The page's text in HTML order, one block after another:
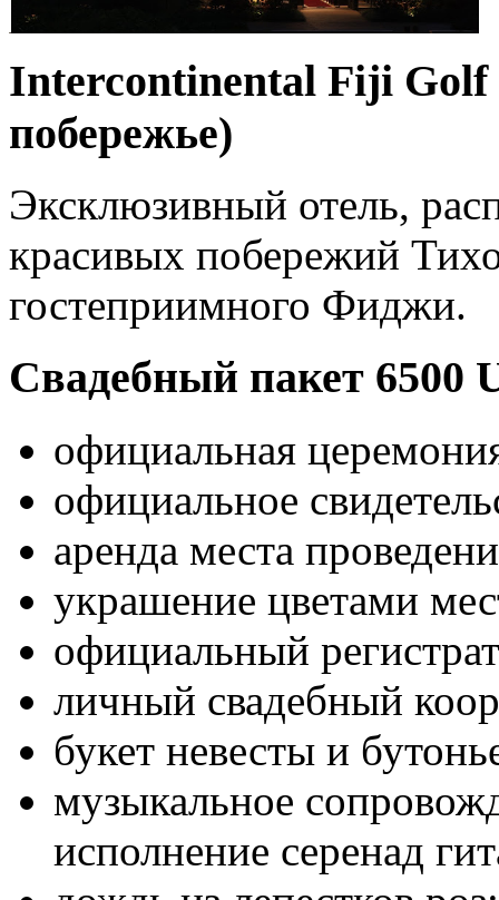
Intercontinental Fiji Golf
побережье)
Эксклюзивный отель,
красивых побережий
гостеприимного Фиджи.
Свадебный пакет 6500
официальная
официальное
аренда места
украшение цветами
официальный
личный свадебный
букет невесты и
музыкальное
исполнение серенад